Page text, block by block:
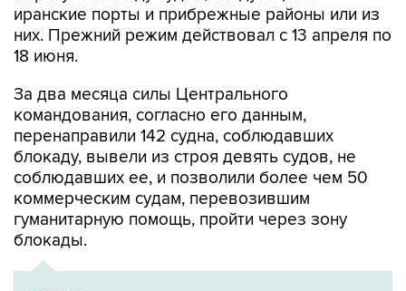
иранские порты и прибрежные районы или из
них. Прежний режим действовал с 13 апреля по
18 июня.
За два месяца силы Центрального
командования, согласно его данным,
перенаправили 142 судна, соблюдавших
блокаду, вывели из строя девять судов, не
соблюдавших ее, и позволили более чем 50
коммерческим судам, перевозившим
гуманитарную помощь, пройти через зону
блокады.